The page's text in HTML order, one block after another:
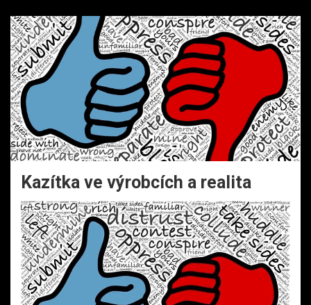
Kazítka ve výrobcích a realita